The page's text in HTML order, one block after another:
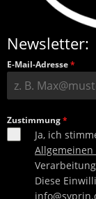
Newsletter:
E-Mail-Adresse*
Zustimmung*
Ja, ich
Diese